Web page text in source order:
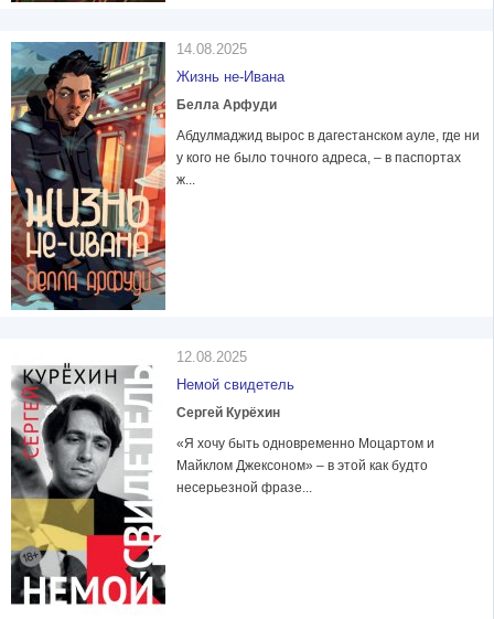
14.08.2025
Жизнь не-Ивана
Белла Арфуди
Абдулмаджид вырос в дагестанском ауле, где ни
у кого не было точного адреса, – в паспортах
ж...
12.08.2025
Немой свидетель
Сергей Курёхин
«Я хочу быть одновременно Моцартом и
Майклом Джексоном» – в этой как будто
несерьезной фразе...